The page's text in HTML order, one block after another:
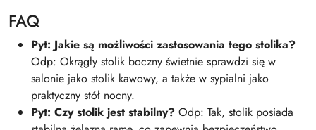
FAQ
Pyt: Jakie są możliwości zastosowania tego stolika?
Odp: Okrągły stolik boczny świetnie sprawdzi się w
salonie jako stolik kawowy, a także w sypialni jako
praktyczny stół nocny.
Pyt: Czy stolik jest stabilny? Odp: Tak, stolik posiada